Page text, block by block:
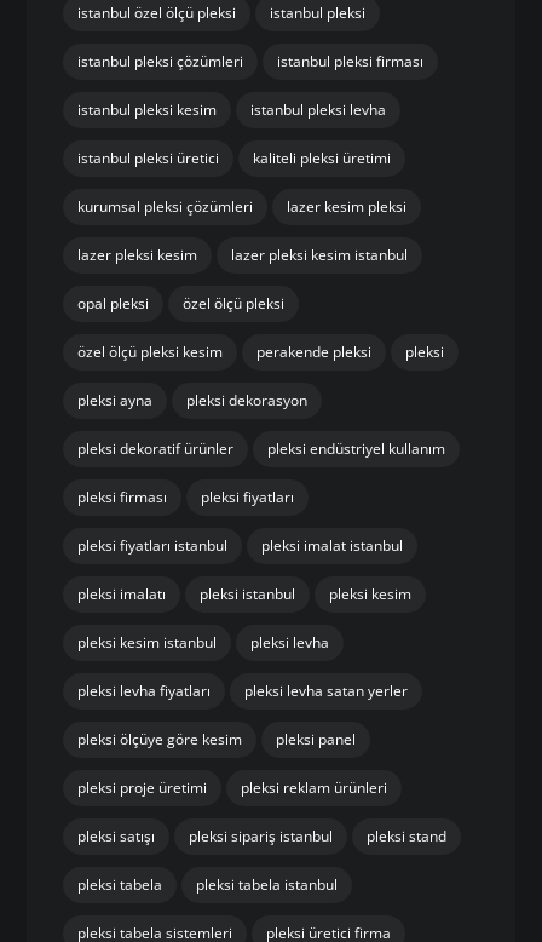
istanbul özel ölçü pleksi istanbul pleksi
istanbul pleksi çözümleri istanbul pleksi firması
istanbul pleksi kesim istanbul pleksi levha
istanbul pleksi üretici kaliteli pleksi üretimi
kurumsal pleksi çözümleri lazer kesim pleksi
lazer pleksi kesim lazer pleksi kesim istanbul
opal pleksi özel ölçü pleksi
özel ölçü pleksi kesim perakende pleksi pleksi
pleksi ayna pleksi dekorasyon
pleksi dekoratif ürünler pleksi endüstriyel kullanım
pleksi firması pleksi fiyatları
pleksi fiyatları istanbul pleksi imalat istanbul
pleksi imalatı pleksi istanbul pleksi kesim
pleksi kesim istanbul pleksi levha
pleksi levha fiyatları pleksi levha satan yerler
pleksi ölçüye göre kesim pleksi panel
pleksi proje üretimi pleksi reklam ürünleri
pleksi satışı pleksi sipariş istanbul pleksi stand
pleksi tabela pleksi tabela istanbul
pleksi tabela sistemleri pleksi üretici firma